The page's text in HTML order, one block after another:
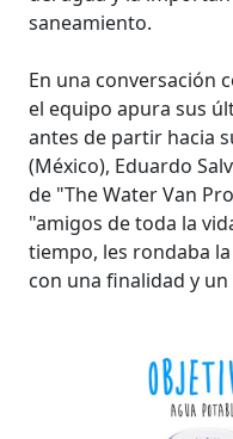
saneamiento.
En una conversación
el equipo apura sus
antes de partir hacia
(México), Eduardo
de "The Water Van
"amigos de toda la
tiempo, les rondaba
con una finalidad y